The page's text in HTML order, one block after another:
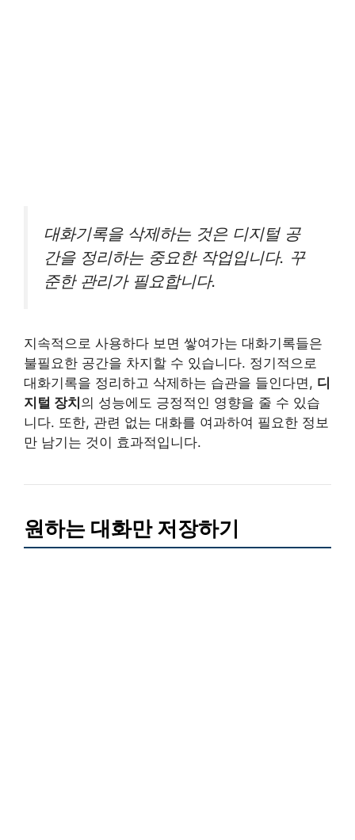
대화기록을 삭제하는 것은 디지털 공
간을 정리하는 중요한 작업입니다. 꾸
준한 관리가 필요합니다.
지속적으로 사용하다 보면 쌓여가는 대화기록들은
불필요한 공간을 차지할 수 있습니다. 정기적으로
대화기록을 정리하고 삭제하는 습관을 들인다면, 디
지털 장치의 성능에도 긍정적인 영향을 줄 수 있습
니다. 또한, 관련 없는 대화를 여과하여 필요한 정보
만 남기는 것이 효과적입니다.
원하는 대화만 저장하기